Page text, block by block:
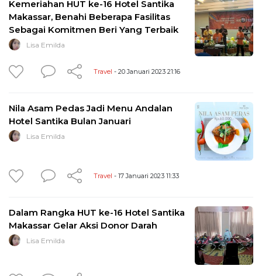
Kemeriahan HUT ke-16 Hotel Santika
Makassar, Benahi Beberapa Fasilitas
Sebagai Komitmen Beri Yang Terbaik
Lisa Emilda
Travel - 20 Januari 2023 21:16
Nila Asam Pedas Jadi Menu Andalan
Hotel Santika Bulan Januari
Lisa Emilda
Travel - 17 Januari 2023 11:33
Dalam Rangka HUT ke-16 Hotel Santika
Makassar Gelar Aksi Donor Darah
Lisa Emilda